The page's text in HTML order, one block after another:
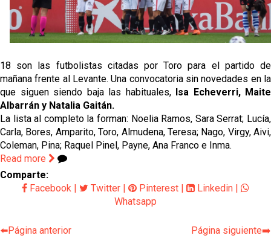
Los contratiempos para García Plaza por la mala
gestión de un inválido Consejo
El Sevilla C se queda en Tercera Federación
18 son las futbolistas citadas por Toro para el partido de
mañana frente al Levante. Una convocatoria sin novedades en la
que siguen siendo baja las habituales, Isa Echeverri, Maite
Albarrán y Natalia Gaitán.
La lista al completo la forman: Noelia Ramos, Sara Serrat; Lucía,
Carla, Bores, Amparito, Toro, Almudena, Teresa; Nago, Virgy, Aivi,
Coleman, Pina; Raquel Pinel, Payne, Ana Franco e Inma.
Read more
Comparte:
Facebook | Twitter | Pinterest | Linkedin |
Whatsapp
⬅️Página anterior Página siguiente➡️